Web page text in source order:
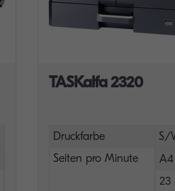
TASKalfa 2320
Druckfarbe
S/
Seiten pro Minute
A4
23